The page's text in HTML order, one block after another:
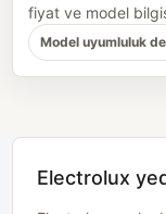
fiyat ve model
Model uyumluluk
Electrolux